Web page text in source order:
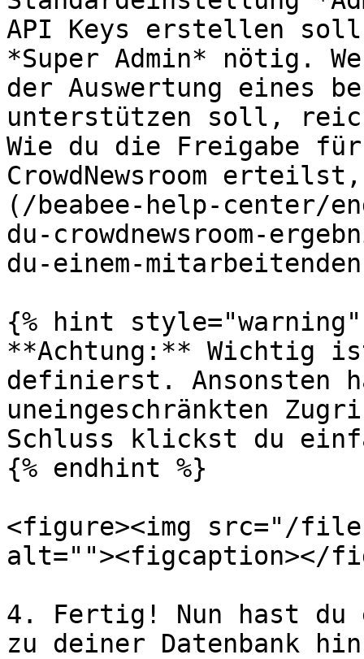
API Keys erstellen
*Super Admin* nötig.
der Auswertung eines
unterstützen soll,
Wie du die Freigabe
CrowdNewsroom
(/beabee-help-center/
du-crowdnewsroom-
du-einem-
{% hint style="warning"
**Achtung:** Wichtig
definierst. Ansonsten
uneingeschränkten
Schluss klickst du
{% endhint %}
<figure><img src="/files/
alt=""><figcaption></
4. Fertig! Nun hast du
zu deiner Datenbank